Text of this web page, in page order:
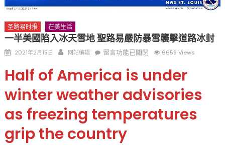
圣路易时报 在美生活
一半美國陷入冰天雪地 聖路易嚴防暴雪襲擊道路冰封
Posted
2021年2月15日 Author
网站编辑
在
半
國
陷
入
冰
留言功能已關閉 6659 Views
Half of America is under
winter weather advisories
as freezing temperatures
grip the country